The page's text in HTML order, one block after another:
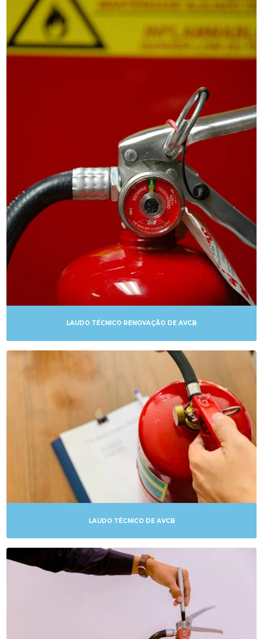
PROJETOS PARA COMBATE A INCÊNDIOS
RECARGA DE EXTINTORES
SISTEMAS PREVENTIVOS DE INCÊNDIO
SPRINKLERS DE INCÊNDIO
TREINAMENTOS DE BRIGADA DE INCÊNDIO
TREINAMENTOS DE COMBATE DE INCÊNDIO
TREINAMENTOS PARA BRIGADISTAS
VISTORIA BOMBEIRO
VISTORIAS DE BOMBEIROS
LAUDO TÉCNICO RENOVAÇÃO DE AVCB
LAUDO TÉCNICO DE AVCB